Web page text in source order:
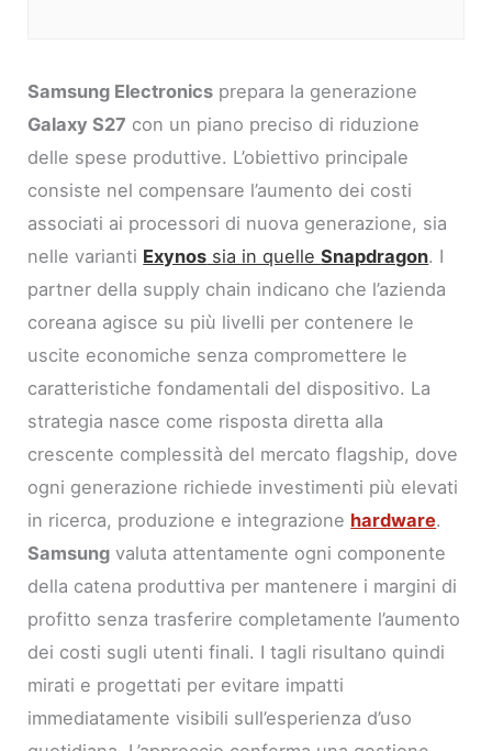
Samsung Electronics prepara la generazione
Galaxy S27 con un piano preciso di riduzione
delle spese produttive. L’obiettivo principale
consiste nel compensare l’aumento dei costi
associati ai processori di nuova generazione, sia
nelle varianti Exynos sia in quelleSnapdragon. I
partner della supply chain indicano che l’azienda
coreana agisce su più livelli per contenere le
uscite economiche senza compromettere le
caratteristiche fondamentali del dispositivo. La
strategia nasce come risposta diretta alla
crescente complessità del mercato flagship, dove
ogni generazione richiede investimenti più elevati
in ricerca, produzione e integrazione hardware.
Samsung valuta attentamente ogni componente
della catena produttiva per mantenere i margini di
profitto senza trasferire completamente l’aumento
dei costi sugli utenti finali. I tagli risultano quindi
mirati e progettati per evitare impatti
immediatamente visibili sull’esperienza d’uso